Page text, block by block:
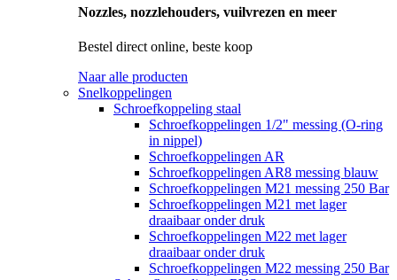
Nozzles, nozzlehouders, vuilvrezen en meer
Bestel direct online, beste koop
Naar alle producten
Snelkoppelingen
Schroefkoppeling staal
Schroefkoppelingen 1/2" messing (O-ring
in nippel)
Schroefkoppelingen AR
Schroefkoppelingen AR8 messing blauw
Schroefkoppelingen M21 messing 250 Bar
Schroefkoppelingen M21 met lager
draaibaar onder druk
Schroefkoppelingen M22 met lager
draaibaar onder druk
Schroefkoppelingen M22 messing 250 Bar